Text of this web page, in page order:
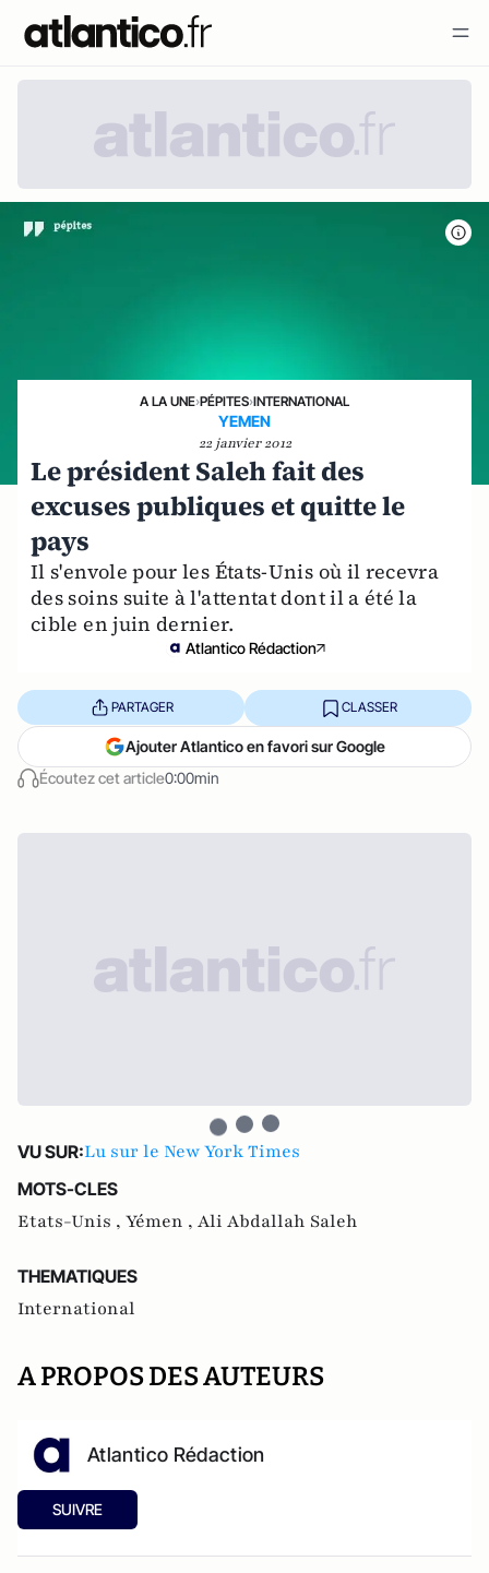
A LA UNE›PÉPITES›INTERNATIONAL
YEMEN
22 janvier 2012
Le président Saleh fait des
excuses publiques et quitte le
pays
Il s'envole pour les États-Unis où il recevra
des soins suite à l'attentat dont il a été la
cible en juin dernier.
Atlantico Rédaction
Écoutez cet article0:00min
PARTAGER CLASSER
Ajouter Atlantico en favori sur Google
VU SUR:Lu sur le New York Times
MOTS-CLES
Etats-Unis , Yémen , Ali Abdallah Saleh
THEMATIQUES
International
A PROPOS DES AUTEURS
Atlantico Rédaction
SUIVRE